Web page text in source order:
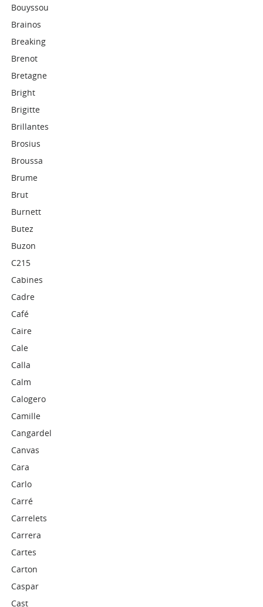
Bouyssou
Brainos
Breaking
Brenot
Bretagne
Bright
Brigitte
Brillantes
Brosius
Broussa
Brume
Brut
Burnett
Butez
Buzon
C215
Cabines
Cadre
Café
Caire
Cale
Calla
Calm
Calogero
Camille
Cangardel
Canvas
Cara
Carlo
Carré
Carrelets
Carrera
Cartes
Carton
Caspar
Cast